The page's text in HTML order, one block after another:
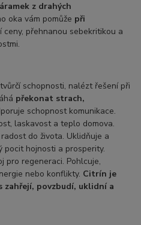
z drahých
oka vám pomůže při
ceny, přehnanou sebekritikou a
schopnosti, nalézt řešení při
překonat strach,
schopnost komunikace.
laskavost a teplo domova.
do života. Uklidňuje a
pocit hojnosti a prosperity.
pro regeneraci. Pohlcuje,
nebo konflikty. Citrín je
zahřejí, povzbudí, uklidní a